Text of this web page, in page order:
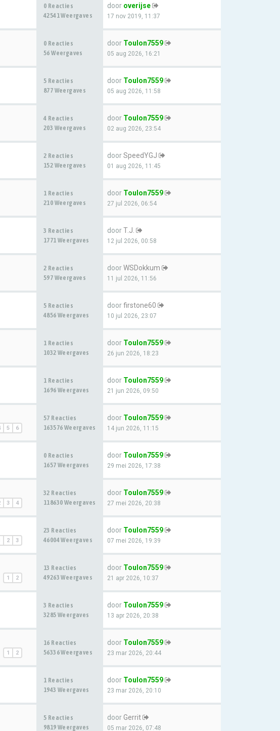
0 Reacties
42541 Weergaves
door overijse
17 nov 2019, 11:37
0 Reacties
56 Weergaves
door Toulon7559
05 aug 2026, 16:21
5 Reacties
877 Weergaves
door Toulon7559
05 aug 2026, 11:58
4 Reacties
203 Weergaves
door Toulon7559
02 aug 2026, 23:54
2 Reacties
152 Weergaves
doorSpeedYGJ
01 aug 2026, 11:45
1 Reacties
210 Weergaves
door Toulon7559
27 jul 2026, 06:54
3 Reacties
1771 Weergaves
doorT.J.
12 jul 2026, 00:58
2 Reacties
597 Weergaves
doorWSDokkum
11 jul 2026, 11:56
5 Reacties
4856 Weergaves
doorfirstone60
10 jul 2026, 23:07
1 Reacties
1032 Weergaves
door Toulon7559
26 jun 2026, 18:23
1 Reacties
1696 Weergaves
door Toulon7559
21 jun 2026, 09:50
5 6
57 Reacties
163576 Weergaves
door Toulon7559
14 jun 2026, 11:15
0 Reacties
1657 Weergaves
door Toulon7559
29 mei 2026, 17:38
3 4
32 Reacties
118630 Weergaves
door Toulon7559
27 mei 2026, 20:38
2 3
23 Reacties
46004 Weergaves
door Toulon7559
07 mei 2026, 19:39
1 2
13 Reacties
49263 Weergaves
door Toulon7559
21 apr 2026, 10:37
3 Reacties
3285 Weergaves
door Toulon7559
13 apr 2026, 20:38
1 2
16 Reacties
56336 Weergaves
door Toulon7559
23 mar 2026, 20:44
1 Reacties
1943 Weergaves
door Toulon7559
23 mar 2026, 20:10
5 Reacties
9819 Weergaves
doorGerrit
05 mar 2026, 07:48